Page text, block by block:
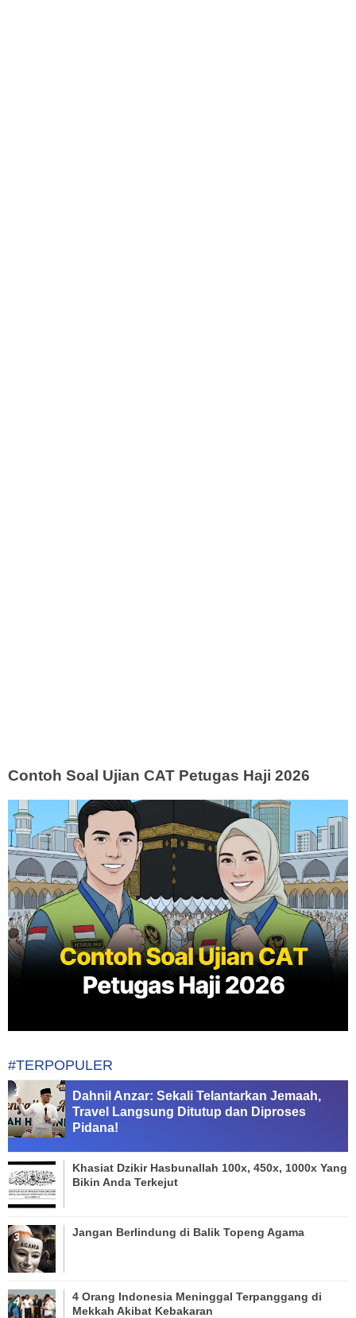
Contoh Soal Ujian CAT Petugas Haji 2026
#TERPOPULER
Dahnil Anzar: Sekali Telantarkan Jemaah,
Travel Langsung Ditutup dan Diproses
Pidana!
Khasiat Dzikir Hasbunallah 100x, 450x, 1000x Yang
Bikin Anda Terkejut
Jangan Berlindung di Balik Topeng Agama
4 Orang Indonesia Meninggal Terpanggang di
Mekkah Akibat Kebakaran